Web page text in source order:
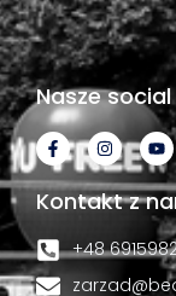
Nasze
Kontakt z
+48